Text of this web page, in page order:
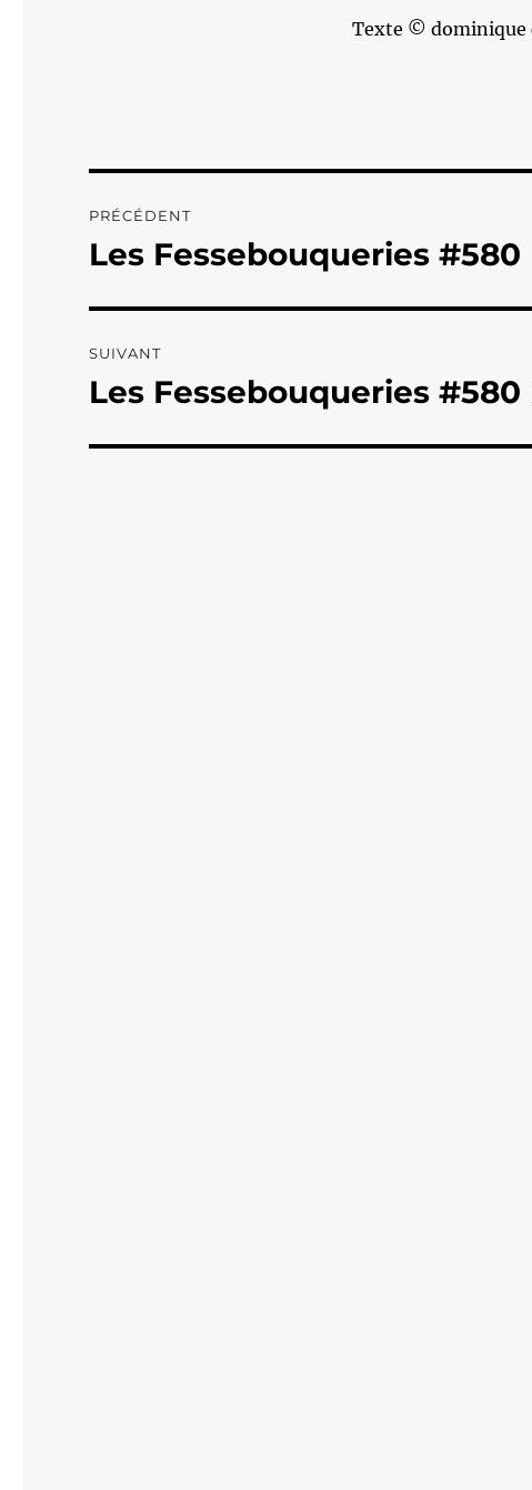
Texte © dominique
de
PRÉCÉDENT
Publication
Les Fessebouqueries #580
SUIVANT
Publication
Les Fessebouqueries #580